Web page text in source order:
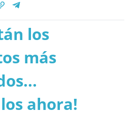
los
más
ahora!